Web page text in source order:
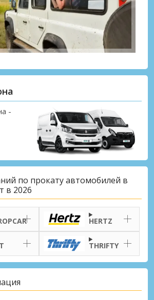
-
по прокату автомобилей в
в 2026
HERTZ
THRIFTY